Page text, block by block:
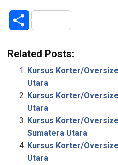
S
a
r
e
Related Posts:
Kursus Korter/
Utara
Kursus Korter/
Utara
Kursus Korter/
Sumatera Utara
Kursus Korter/
Utara